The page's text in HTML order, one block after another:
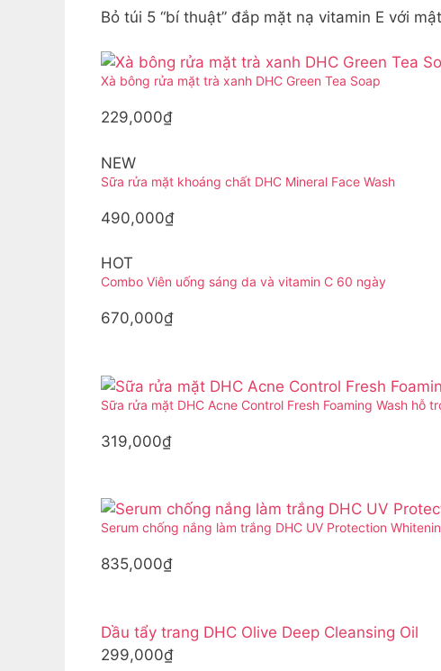
Bỏ túi 5 “bí thuật” đắp mặt nạ vitamin E với
Xà bông rửa mặt trà xanh DHC Green Tea Soap
229,000₫
NEW
Sữa rửa mặt khoáng chất DHC Mineral Face Wash
490,000₫
HOT
Combo Viên uống sáng da và vitamin C 60 ngày
670,000₫
Sữa rửa mặt DHC Acne Control Fresh Foaming Wash hỗ
319,000₫
Serum chống nắng làm trắng DHC UV Protection
835,000₫
Dầu tẩy trang DHC Olive Deep Cleansing Oil
299,000₫